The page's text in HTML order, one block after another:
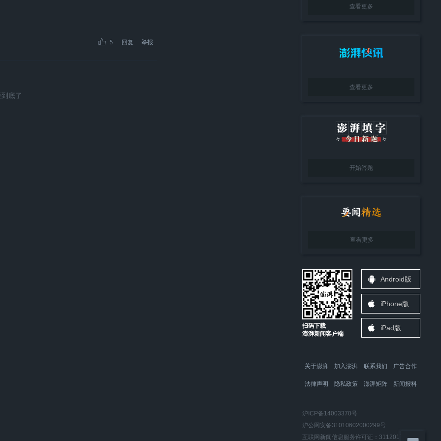
5 回复 举报
底了
查看更多
查看更多
开始答题
查看更多
扫码下载
澎湃新闻客户端
Android版
iPhone版
iPad版
关于澎湃 加入澎湃 联系我们 广告合作
法律声明 隐私政策 澎湃矩阵 新闻报料
沪ICP备14003370号
沪公网安备31010602000299号
互联网新闻信息服务许可证：31120170006